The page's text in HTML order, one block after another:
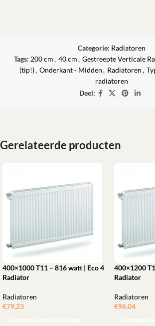
Categorie: Radiatoren
Tags: 200 cm, 40 cm, Gestreepte Verticale
(tip!), Onderkant - Midden , Radiatoren ,
radiatoren
Deel:
Gerelateerde producten
400×1000 T11 – 816 watt | Eco 4
Radiator
Radiatoren
€79,23
400×1200
Radiator
Radiatoren
€96,04